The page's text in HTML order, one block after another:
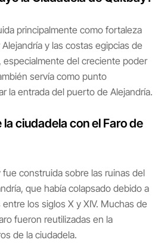
principalmente como fortaleza
y las costas egipcias de
especialmente del creciente poder
servía como punto
la entrada del puerto de Alejandría.
ciudadela con el Faro de
fue construida sobre las ruinas del
que había colapsado debido a
los siglos X y XIV. Muchas de
fueron reutilizadas en la
de la ciudadela.